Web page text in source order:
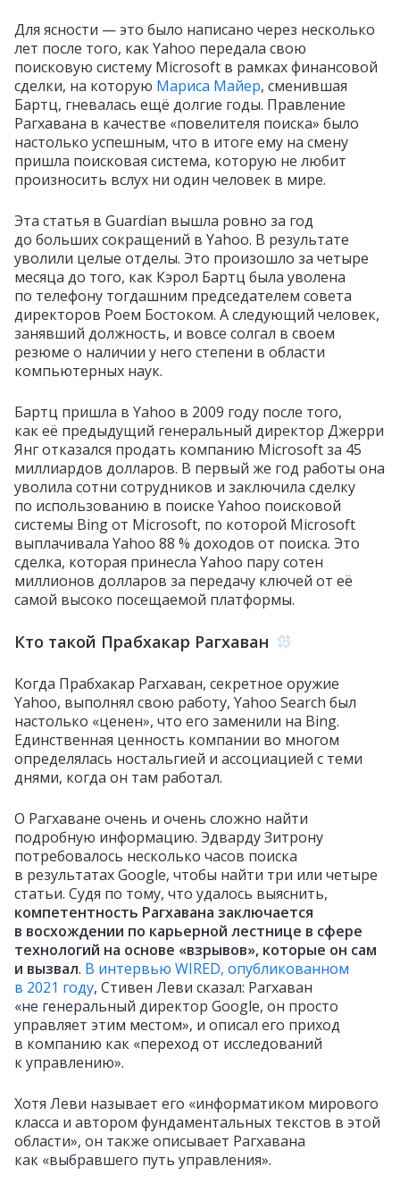
Для ясности — это было написано через несколько
лет после того, как Yahoo передала свою
поисковую систему Microsoft в рамках финансовой
сделки, на которую Мариса Майер, сменившая
Бартц, гневалась ещё долгие годы. Правление
Рагхавана в качестве «повелителя поиска» было
настолько успешным, что в итоге ему на смену
пришла поисковая система, которую не любит
произносить вслух ни один человек в мире.
Эта статья в Guardian вышла ровно за год
до больших сокращений в Yahoo. В результате
уволили целые отделы. Это произошло за четыре
месяца до того, как Кэрол Бартц была уволена
по телефону тогдашним председателем совета
директоров Роем Бостоком. А следующий человек,
занявший должность, и вовсе солгал в своем
резюме о наличии у него степени в области
компьютерных наук.
Бартц пришла в Yahoo в 2009 году после того,
как её предыдущий генеральный директор Джерри
Янг отказался продать компанию Microsoft за 45
миллиардов долларов. В первый же год работы она
уволила сотни сотрудников и заключила сделку
по использованию в поиске Yahoo поисковой
системы Bing от Microsoft, по которой Microsoft
выплачивала Yahoo 88 % доходов от поиска. Это
сделка, которая принесла Yahoo пару сотен
миллионов долларов за передачу ключей от её
самой высоко посещаемой платформы.
Кто такой Прабхакар Рагхаван
Когда Прабхакар Рагхаван, секретное оружие
Yahoo, выполнял свою работу, Yahoo Search был
настолько «ценен», что его заменили на Bing.
Единственная ценность компании во многом
определялась ностальгией и ассоциацией с теми
днями, когда он там работал.
О Рагхаване очень и очень сложно найти
подробную информацию. Эдварду Зитрону
потребовалось несколько часов поиска
в результатах Google, чтобы найти три или четыре
статьи. Судя по тому, что удалось выяснить,
компетентность Рагхавана заключается
в восхождении по карьерной лестнице в сфере
технологий на основе «взрывов», которые он сам
и вызвал. В интервью WIRED, опубликованном
в 2021 году, Стивен Леви сказал: Рагхаван
«не генеральный директор Google, он просто
управляет этим местом», и описал его приход
в компанию как «переход от исследований
к управлению».
Хотя Леви называет его «информатиком мирового
класса и автором фундаментальных текстов в этой
области», он также описывает Рагхавана
как «выбравшего путь управления».